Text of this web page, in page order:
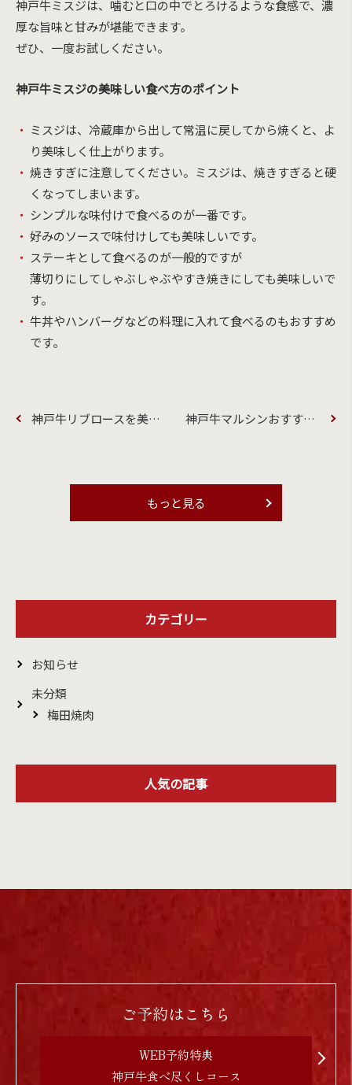
神戸牛ミスジは、噛むと口の中でとろけるような食感で、濃
厚な旨味と甘みが堪能できます。
ぜひ、一度お試しください。
神戸牛ミスジの美味しい食べ方のポイント
ミスジは、冷蔵庫から出して常温に戻してから焼くと、よ
り美味しく仕上がります。
焼きすぎに注意してください。ミスジは、焼きすぎると硬
くなってしまいます。
シンプルな味付けで食べるのが一番です。
好みのソースで味付けしても美味しいです。
ステーキとして食べるのが一般的ですが
薄切りにしてしゃぶしゃぶやすき焼きにしても美味しいで
す。
牛丼やハンバーグなどの料理に入れて食べるのもおすすめ
です。
神戸牛リブロースを美味しく食べるコツ 神戸牛マルシンおすすめの美味しい食べ方
もっと見る
カテゴリー
お知らせ
未分類
梅田焼肉
人気の記事
ご予約はこちら
WEB予約特典
神戸牛食べ尽くしコース